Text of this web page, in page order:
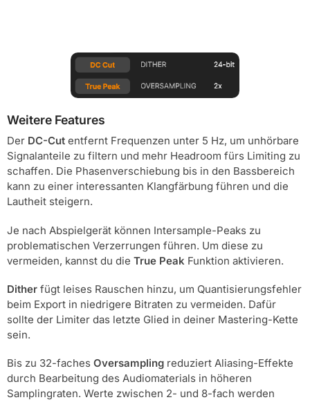
Weitere Features
Der DC-Cut entfernt Frequenzen unter 5 Hz, um unhörbare
Signalanteile zu filtern und mehr Headroom fürs Limiting zu
schaffen. Die Phasenverschiebung bis in den Bassbereich
kann zu einer interessanten Klangfärbung führen und die
Lautheit steigern.
Je nach Abspielgerät können Intersample-Peaks zu
problematischen Verzerrungen führen. Um diese zu
vermeiden, kannst du die True Peak Funktion aktivieren.
Dither fügt leises Rauschen hinzu, um Quantisierungsfehler
beim Export in niedrigere Bitraten zu vermeiden. Dafür
sollte der Limiter das letzte Glied in deiner Mastering-Kette
sein.
Bis zu 32-faches Oversampling reduziert Aliasing-Effekte
durch Bearbeitung des Audiomaterials in höheren
Samplingraten. Werte zwischen 2- und 8-fach werden